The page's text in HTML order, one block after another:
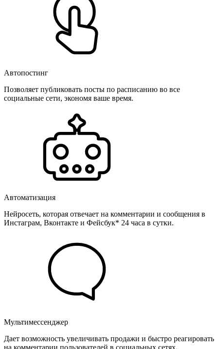
Автопостинг
Позволяет публиковать посты по расписанию во все
социальные сети, экономя ваше время.
Автоматизация
Нейросеть, которая отвечает на комментарии и сообщения в
Инстаграм, Вконтакте и Фейсбук* 24 часа в сутки.
Мультимессенджер
Дает возможность увеличивать продажи и быстро реагировать
на комментарии пользователей в социальных сетях.